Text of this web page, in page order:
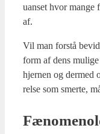
uan­set hvor man­ge
af.
Vil man for­stå
form af dens
hjer­nen og der­med
rel­se som smer­te,